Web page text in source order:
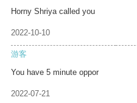
Horny Shriya called you
2022-10-10
游客
You have 5 minute oppor
2022-07-21